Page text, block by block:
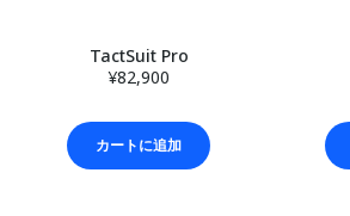
TactSuit Pro
¥82,900
カートに追加